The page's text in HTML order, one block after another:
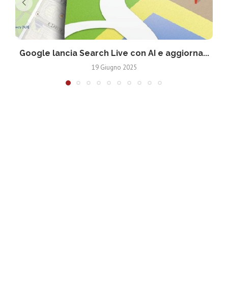
Google lancia Search Live con AI e aggiorna...
19 Giugno 2025